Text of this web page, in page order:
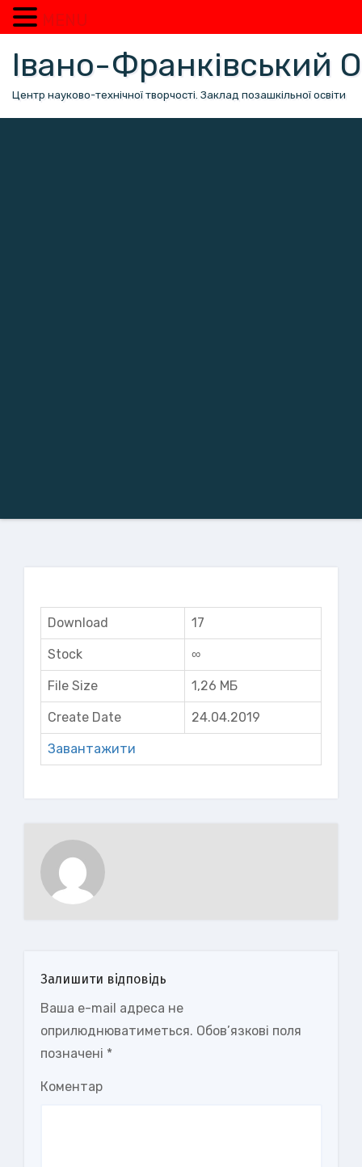
вмісту
Івано-Франківський
Центр науково-технічної творчості. Заклад позашкільної освіти
Download 17
Stock ∞
File Size 1,26 МБ
Create Date 24.04.2019
Завантажити
Залишити відповідь
Ваша e-mail адреса не
оприлюднюватиметься. Обов’язкові поля
позначені *
Коментар
MENU